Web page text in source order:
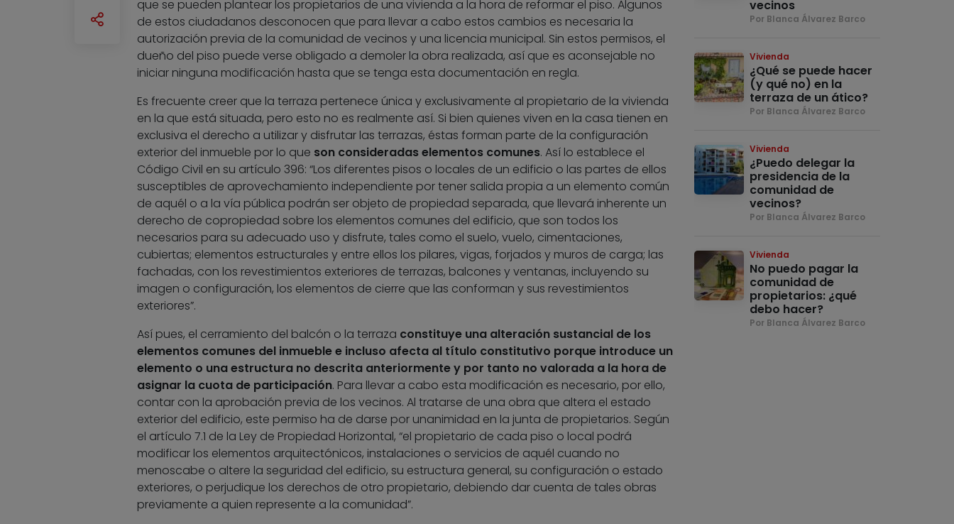
que se pueden plantear los propietarios de una vivienda a la hora de reformar el piso. Algunos
de estos ciudadanos desconocen que para llevar a cabo estos cambios es necesaria la
autorización previa de la comunidad de vecinos y una licencia municipal. Sin estos permisos, el
dueño del piso puede verse obligado a demoler la obra realizada, así que es aconsejable no
iniciar ninguna modificación hasta que se tenga esta documentación en regla.
Es frecuente creer que la terraza pertenece única y exclusivamente al propietario de la vivienda
en la que está situada, pero esto no es realmente así. Si bien quienes viven en la casa tienen en
exclusiva el derecho a utilizar y disfrutar las terrazas, éstas forman parte de la configuración
exterior del inmueble por lo que son consideradas elementos comunes. Así lo establece el
Código Civil en su artículo 396: “Los diferentes pisos o locales de un edificio o las partes de ellos
susceptibles de aprovechamiento independiente por tener salida propia a un elemento común
de aquél o a la vía pública podrán ser objeto de propiedad separada, que llevará inherente un
derecho de copropiedad sobre los elementos comunes del edificio, que son todos los
necesarios para su adecuado uso y disfrute, tales como el suelo, vuelo, cimentaciones,
cubiertas; elementos estructurales y entre ellos los pilares, vigas, forjados y muros de carga; las
fachadas, con los revestimientos exteriores de terrazas, balcones y ventanas, incluyendo su
imagen o configuración, los elementos de cierre que las conforman y sus revestimientos
exteriores”.
Así pues, el cerramiento del balcón o la terraza constituye una alteración sustancial de los
elementos comunes del inmueble e incluso afecta al título constitutivo porque introduce un
elemento o una estructura no descrita anteriormente y por tanto no valorada a la hora de
asignar la cuota de participación. Para llevar a cabo esta modificación es necesario, por ello,
contar con la aprobación previa de los vecinos. Al tratarse de una obra que altera el estado
exterior del edificio, este permiso ha de darse por unanimidad en la junta de propietarios. Según
el artículo 7.1 de la Ley de Propiedad Horizontal, “el propietario de cada piso o local podrá
modificar los elementos arquitectónicos, instalaciones o servicios de aquél cuando no
menoscabe o altere la seguridad del edificio, su estructura general, su configuración o estado
exteriores, o perjudique los derechos de otro propietario, debiendo dar cuenta de tales obras
previamente a quien represente a la comunidad”.
vecinos
Por Blanca Álvarez Barco
Vivienda
¿Qué se puede hacer
(y qué no) en la
terraza de un ático?
Por Blanca Álvarez Barco
Vivienda
¿Puedo delegar la
presidencia de la
comunidad de
vecinos?
Por Blanca Álvarez Barco
Vivienda
No puedo pagar la
comunidad de
propietarios: ¿qué
debo hacer?
Por Blanca Álvarez Barco